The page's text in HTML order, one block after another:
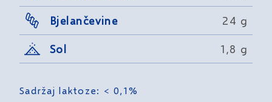
Bjelančevine 24 g
Sol 1,8 g
Sadržaj laktoze: < 0,1%